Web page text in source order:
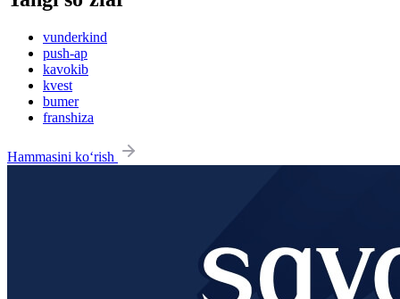
vunderkind
push-ap
kavokib
kvest
bumer
franshiza
Hammasini ko‘rish